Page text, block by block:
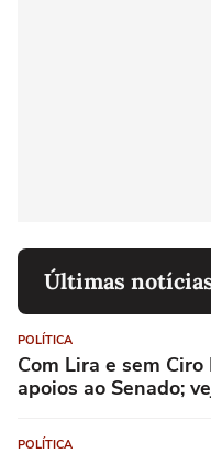
Últimas
POLÍTICA
Com Lira e sem
apoios ao Senado;
POLÍTICA